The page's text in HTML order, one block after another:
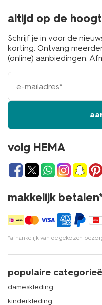
volg HEMA
makkelijk
*afhankelijk van de gekozen
altijd op de
Schrijf je in voor de
korting. Ontvang
(online) aanbiedingen.
e-
mailadres
populaire
dameskleding
kinderkleding